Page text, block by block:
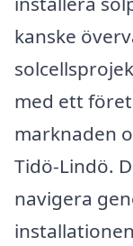
kanske
med ett
marknaden
Tidö-Lindö.
navigera